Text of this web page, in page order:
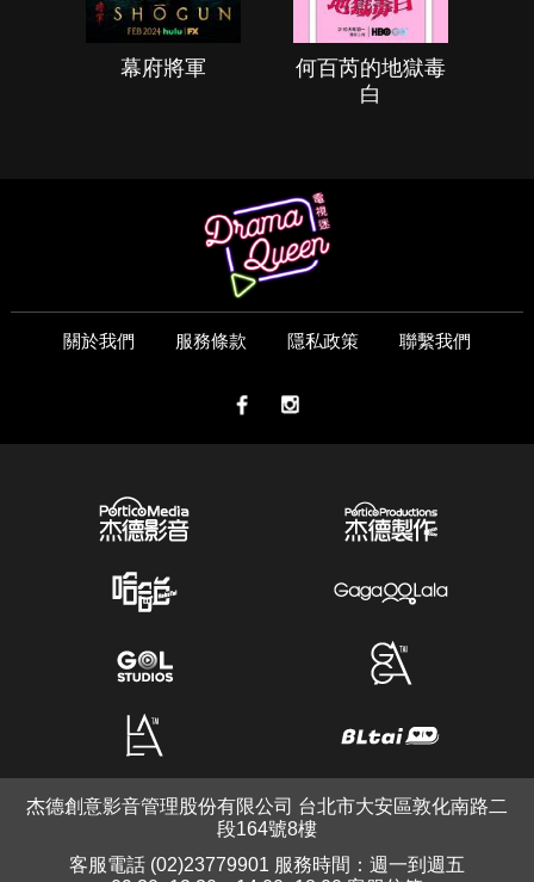
幕府將軍
何百芮的地獄毒
白
關於我們 服務條款 隱私政策 聯繫我們
杰德創意影音管理股份有限公司 台北市大安區敦化南路二
段164號8樓
客服電話 (02)23779901 服務時間：週一到週五